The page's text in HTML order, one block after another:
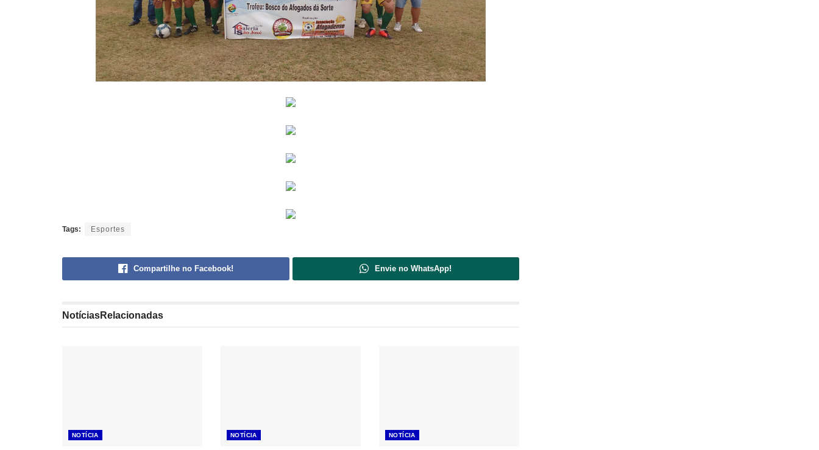
Tags: Esportes
Compartilhe no Facebook! Envie no WhatsApp!
NotíciasRelacionadas
NOTÍCIA NOTÍCIA NOTÍCIA